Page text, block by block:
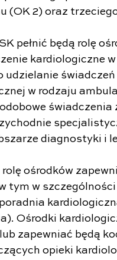
(OK 2) oraz
pełnić będą rolę
kardiologiczne
udzielanie
w rodzaju
diagnostyki i
rolę ośrodków
tym w
Ośrodki
zapewniać będą
opieki